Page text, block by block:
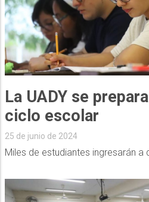
La UADY se
ciclo escolar
25 de junio de 2024
Miles de estudiantes ingresarán